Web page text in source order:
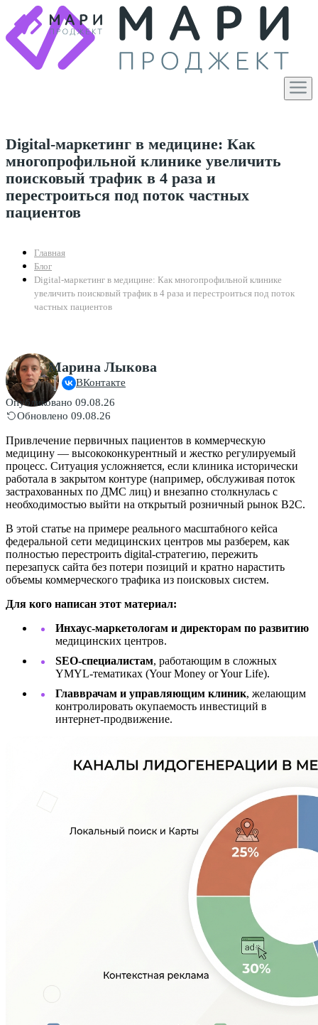
Digital-маркетинг в медицине: Как
многопрофильной клинике увеличить
поисковый трафик в 4 раза и
перестроиться под поток частных
пациентов
Главная
Блог
Digital-маркетинг в медицине: Как многопрофильной клинике
увеличить поисковый трафик в 4 раза и перестроиться под поток
частных пациентов
Марина Лыкова
ВКонтакте
Опубликовано 09.08.26
Обновлено 09.08.26
Привлечение первичных пациентов в коммерческую
медицину — высококонкурентный и жестко регулируемый
процесс. Ситуация усложняется, если клиника исторически
работала в закрытом контуре (например, обслуживая поток
застрахованных по ДМС лиц) и внезапно столкнулась с
необходимостью выйти на открытый розничный рынок B2C.
В этой статье на примере реального масштабного кейса
федеральной сети медицинских центров мы разберем, как
полностью перестроить digital-стратегию, пережить
перезапуск сайта без потери позиций и кратно нарастить
объемы коммерческого трафика из поисковых систем.
Для кого написан этот материал:
Инхаус-маркетологам и директорам по развитию
медицинских центров.
SEO-специалистам, работающим в сложных
YMYL-тематиках (Your Money or Your Life).
Главврачам и управляющим клиник, желающим
контролировать окупаемость инвестиций в
интернет-продвижение.